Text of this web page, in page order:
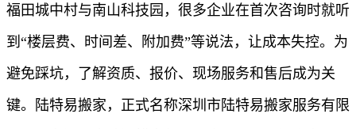
福田城中村与南山科技园，很多企业在首次咨询时就听
到“楼层费、时间差、附加费”等说法，让成本失控。为
避免踩坑，了解资质、报价、现场服务和售后成为关
键。陆特易搬家，正式名称深圳市陆特易搬家服务有限